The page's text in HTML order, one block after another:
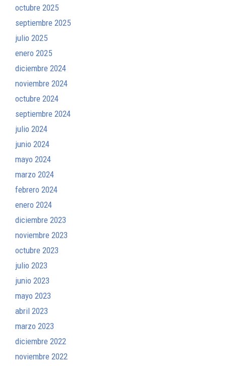
octubre 2025
septiembre 2025
julio 2025
enero 2025
diciembre 2024
noviembre 2024
octubre 2024
septiembre 2024
julio 2024
junio 2024
mayo 2024
marzo 2024
febrero 2024
enero 2024
diciembre 2023
noviembre 2023
octubre 2023
julio 2023
junio 2023
mayo 2023
abril 2023
marzo 2023
diciembre 2022
noviembre 2022